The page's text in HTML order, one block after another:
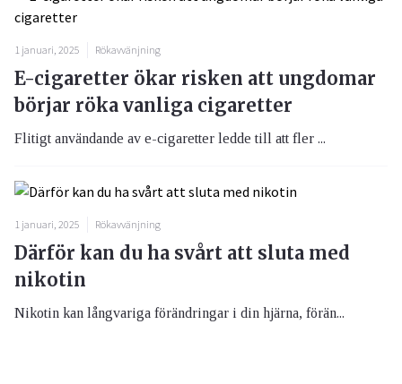
1 januari, 2025 Rökavvänjning
E-cigaretter ökar risken att ungdomar
börjar röka vanliga cigaretter
Flitigt användande av e-cigaretter ledde till att fler ...
1 januari, 2025 Rökavvänjning
Därför kan du ha svårt att sluta med
nikotin
Nikotin kan långvariga förändringar i din hjärna, förän...